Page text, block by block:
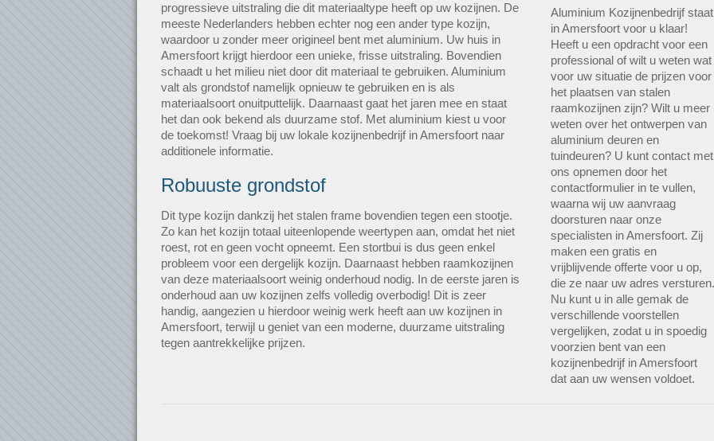
progressieve uitstraling die dit materiaaltype heeft op uw kozijnen. De
meeste Nederlanders hebben echter nog een ander type kozijn,
waardoor u zonder meer origineel bent met aluminium. Uw huis in
Amersfoort krijgt hierdoor een unieke, frisse uitstraling. Bovendien
schaadt u het milieu niet door dit materiaal te gebruiken. Aluminium
valt als grondstof namelijk opnieuw te gebruiken en is als
materiaalsoort onuitputtelijk. Daarnaast gaat het jaren mee en staat
het dan ook bekend als duurzame stof. Met aluminium kiest u voor
de toekomst! Vraag bij uw lokale kozijnenbedrijf in Amersfoort naar
additionele informatie.
Robuuste grondstof
Dit type kozijn dankzij het stalen frame bovendien tegen een stootje.
Zo kan het kozijn totaal uiteenlopende weertypen aan, omdat het niet
roest, rot en geen vocht opneemt. Een stortbui is dus geen enkel
probleem voor een dergelijk kozijn. Daarnaast hebben raamkozijnen
van deze materiaalsoort weinig onderhoud nodig. In de eerste jaren is
onderhoud aan uw kozijnen zelfs volledig overbodig! Dit is zeer
handig, aangezien u hierdoor weinig werk heeft aan uw kozijnen in
Amersfoort, terwijl u geniet van een moderne, duurzame uitstraling
tegen aantrekkelijke prijzen.
Aluminium Kozijnenbedrijf staat
in Amersfoort voor u klaar!
Heeft u een opdracht voor een
professional of wilt u weten wat
voor uw situatie de prijzen voor
het plaatsen van stalen
raamkozijnen zijn? Wilt u meer
weten over het ontwerpen van
aluminium deuren en
tuindeuren? U kunt contact met
ons opnemen door het
contactformulier in te vullen,
waarna wij uw aanvraag
doorsturen naar onze
specialisten in Amersfoort. Zij
maken een gratis en
vrijblijvende offerte voor u op,
die ze naar uw adres versturen.
Nu kunt u in alle gemak de
verschillende voorstellen
vergelijken, zodat u in spoedig
voorzien bent van een
kozijnenbedrijf in Amersfoort
dat aan uw wensen voldoet.